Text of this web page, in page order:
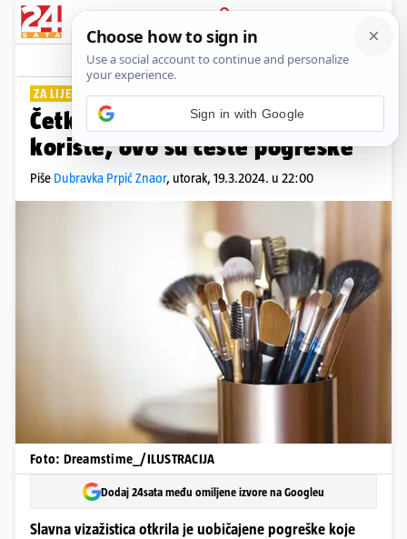
PRIJAVA
Lifestyle Komentari
ZA LIJEPU KOŽU
Četke za šminkanje mnogi krivo
koriste, ovo su česte pogreške
Piše Dubravka Prpić Znaor, utorak, 19.3.2024. u 22:00
Foto: Dreamstime_/ILUSTRACIJA
Dodaj 24sata među omiljene izvore na Googleu
Slavna vizažistica otkrila je uobičajene pogreške koje